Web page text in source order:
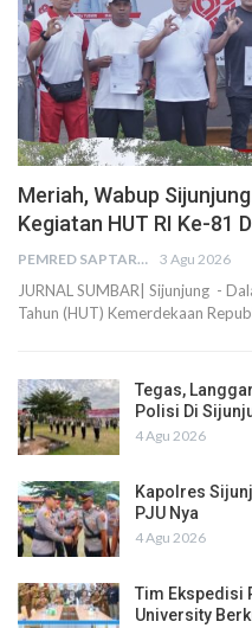
Meriah, Wabup
Kegiatan HUT RI Ke-81
PEMRED SAPTARIUS 3 Agu 2026
JURNAL SUMBAR| Sijunjung -
Tahun (HUT) Kemerdekaan
Tegas,
Polisi Di
4 Agu 2026
Kapolres
PJU Nya
4 Agu 2026
Tim Ekspedisi
University